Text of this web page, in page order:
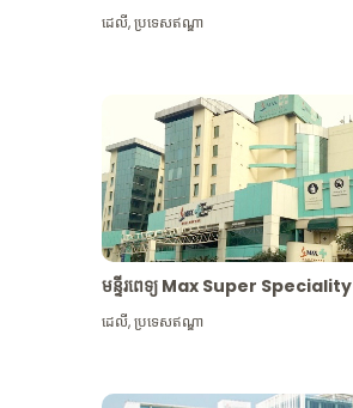
ដេលី,ប្រទេសឥណ្ឌា
មន្ទីរពេទ្យ Max Super Speciality
ដេលី,ប្រទេសឥណ្ឌា